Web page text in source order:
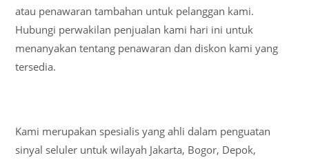
atau penawaran tambahan untuk pelanggan kami.
Hubungi perwakilan penjualan kami hari ini untuk
menanyakan tentang penawaran dan diskon kami yang
tersedia.
Kami merupakan spesialis yang ahli dalam penguatan
sinyal seluler untuk wilayah Jakarta, Bogor, Depok,